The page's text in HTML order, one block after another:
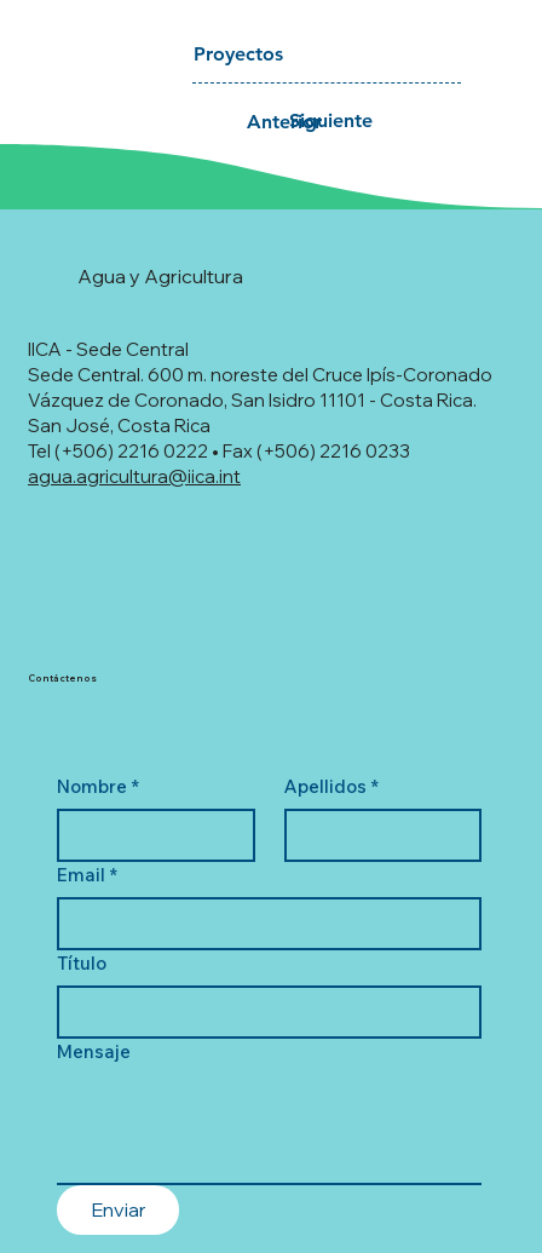
Siguiente
Anterior
Proyectos
IICA - Sede Central
Sede Central. 600 m. noreste del Cruce Ipís-Coronado
Vázquez de Coronado, San Isidro 11101 - Costa Rica.
San José, Costa Rica
Tel (+506) 2216 0222 • Fax (+506) 2216 0233
agua.agricultura@iica.int
Agua y Agricultura
Nombre * Apellidos *
Email *
Título
Mensaje
Enviar
Contáctenos